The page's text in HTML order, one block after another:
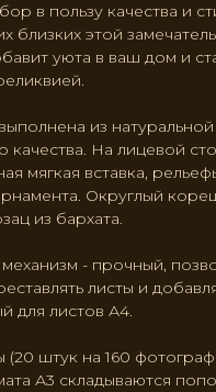
в пользу качества и
близких этой
уюта в ваш дом и
из
качества. На лицевой
мягкая вставка,
Округлый
из бархата.
- прочный,
листы и
для листов А4.
(20 штук на 160
А3 складываются